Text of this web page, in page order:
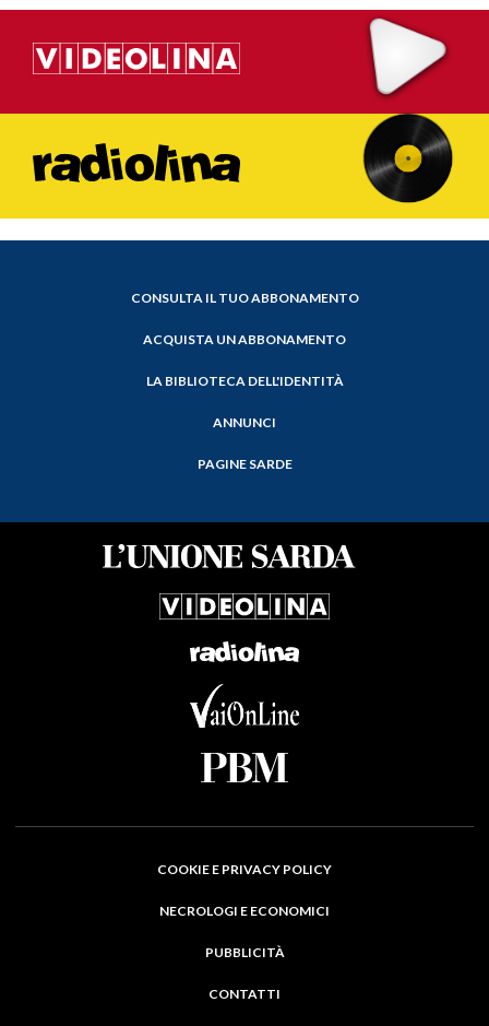
CONSULTA IL TUO ABBONAMENTO
ACQUISTA UN ABBONAMENTO
LA BIBLIOTECA DELL'IDENTITÀ
ANNUNCI
PAGINE SARDE
COOKIE E PRIVACY POLICY
NECROLOGI E ECONOMICI
PUBBLICITÀ
CONTATTI